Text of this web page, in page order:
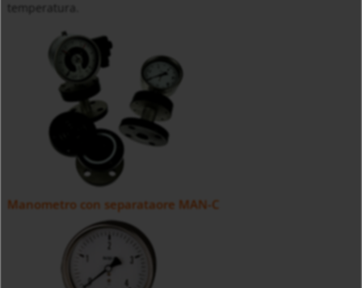
Manometro con separataore MAN-C